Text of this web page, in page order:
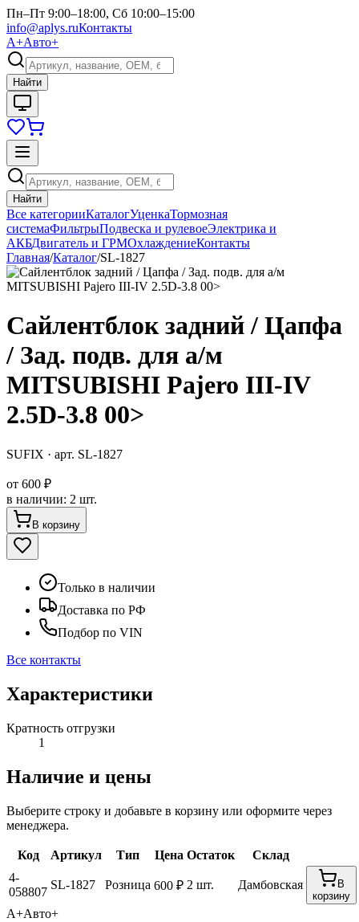
Пн–Пт 9:00–18:00, Сб 10:00–15:00
info@aplys.ruКонтакты
А+Авто+
Найти
Найти
Все категорииКаталогУценкаТормозная
системаФильтрыПодвеска и рулевоеЭлектрика и
АКБДвигатель и ГРМОхлаждениеКонтакты
Главная/Каталог/SL-1827
Сайлентблок задний / Цапфа
/ Зад. подв. для а/м
MITSUBISHI Pajero III-IV
2.5D-3.8 00>
SUFIX · арт. SL-1827
от 600 ₽
в наличии: 2 шт.
В корзину
Только в наличии
Доставка по РФ
Подбор по VIN
Все контакты
Характеристики
Кратность отгрузки
1
Наличие и цены
Выберите строку и добавьте в корзину или оформите через
менеджера.
Код Артикул Тип Цена Остаток
Склад
4-
058807
SL-1827 Розница 600 ₽ 2 шт. Дамбовская
В
корзину
А+Авто+